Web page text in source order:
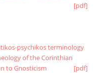
[pdf]
psychikos terminology
of the Corinthian
to Gnosticism
[pdf]